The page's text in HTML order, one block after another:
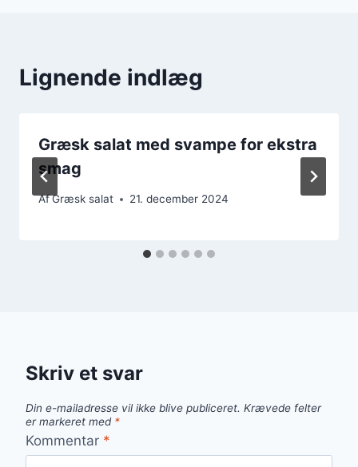
Lignende indlæg
Græsk salat med svampe for ekstra
smag
AfGræsk salat 21. december 2024
Skriv et svar
Din e-mailadresse vil ikke blive publiceret. Krævede felter
er markeret med *
Kommentar *